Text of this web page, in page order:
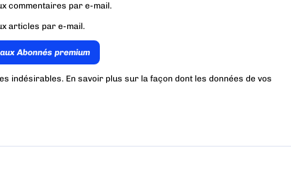
commentaires par e-mail.
articles par e-mail.
Abonnés premium
indésirables. En savoir plus sur la façon dont les données de vos